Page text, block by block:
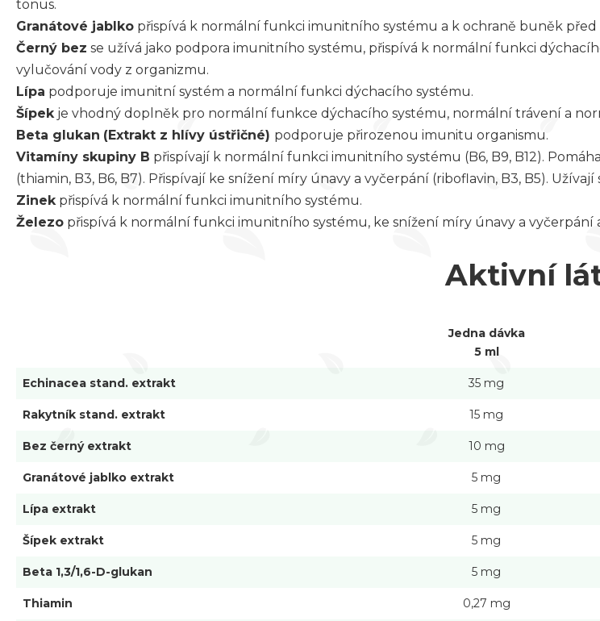
tonus.
Granátové jablko přispívá k normální funkci imunitního systému a k ochraně buněk před
Černý bez se užívá jako podpora imunitního systému, přispívá k normální funkci
vylučování vody z organizmu.
Lípa podporuje imunitní systém a normální funkci dýchacího systému.
Šípekje vhodný doplněk pro normální funkce dýchacího systému, normální trávení a
Beta glukan (Extrakt z hlívy ústřičné) podporuje přirozenou imunitu organismu.
Vitamíny skupiny B přispívají k normální funkci imunitního systému (B6, B9, B12).
(thiamin, B3, B6, B7). Přispívají ke snížení míry únavy a vyčerpání (riboflavin, B3, B5).
Zinekpřispívá k normální funkci imunitního systému.
Železo přispívá k normální funkci imunitního systému, ke snížení míry únavy a
Aktivní
Jedna dávka
5 ml
Echinacea stand. extrakt 35 mg
Rakytník stand. extrakt 15 mg
Bez černý extrakt 10 mg
Granátové jablko extrakt 5 mg
Lípa extrakt 5 mg
Šípek extrakt 5 mg
Beta 1,3/1,6-D-glukan 5 mg
Thiamin 0,27 mg